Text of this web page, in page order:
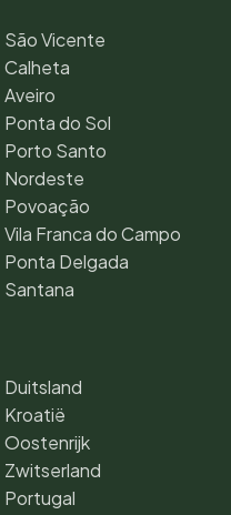
São Vicente
Calheta
Aveiro
Ponta do Sol
Porto Santo
Nordeste
Povoação
Vila Franca do Campo
Ponta Delgada
Santana
Duitsland
Kroatië
Oostenrijk
Zwitserland
Portugal